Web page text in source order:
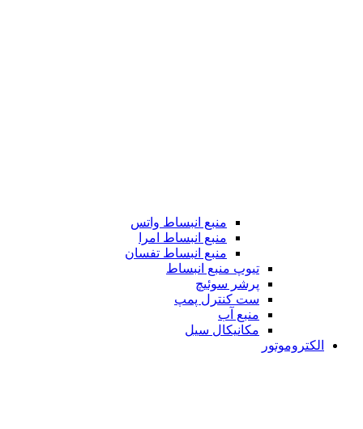
منبع انبساط واتس
منبع انبساط امرا
منبع انبساط تفسان
تیوپ منبع انبساط
پرشر سوئیچ
ست کنترل پمپ
منبع آب
مکانیکال سیل
الکتروموتور